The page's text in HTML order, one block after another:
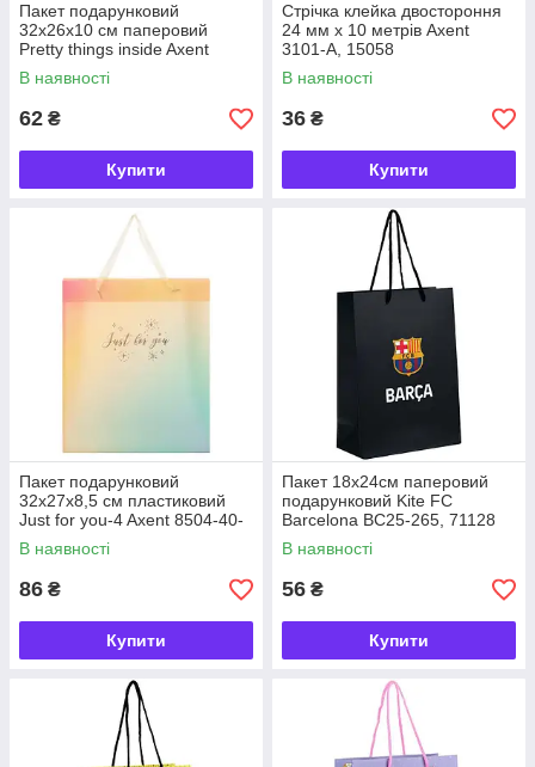
Пакет подарунковий
32x26x10 см паперовий
Pretty things inside Axent
8502-27-A, 69566
В наявності
62 ₴
Купити
Стрічка клейка двостороння
24 мм х 10 метрів Axent
3101-A, 15058
В наявності
36 ₴
Купити
Пакет подарунковий
32x27x8,5 см пластиковий
Just for you-4 Axent 8504-40-
A, 69618
В наявності
86 ₴
Купити
Пакет 18х24см паперовий
подарунковий Kite FC
Barcelona BC25-265, 71128
В наявності
56 ₴
Купити